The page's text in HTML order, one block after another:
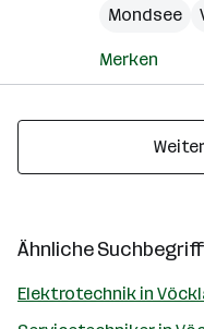
Mondsee
Merken
Ähnliche
Elektrotechnik in